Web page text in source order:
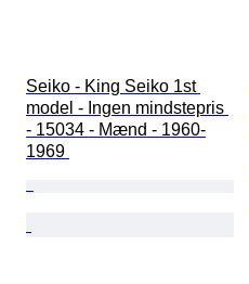
Seiko - King Seiko 1st
model - Ingen mindstepris
- 15034 - Mænd - 1960-
1969